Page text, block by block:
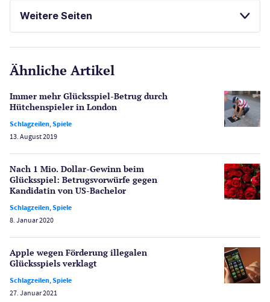
Gesetzgebung
Lotterie
Poker
Schlagzeilen
Spiele
Spielerschutz
Sport
Weitere Seiten
CasinoOnline.de
PayPal Casinos
Merkur Casinos
Spielautomaten
Casino Testberichte
Bonus Ohne Einzahlung
Ähnliche Artikel
Immer mehr Glücksspiel-Betrug durch
Hütchenspieler in London
Schlagzeilen,Spiele
13. August 2019
Nach 1 Mio. Dollar-Gewinn beim
Glücksspiel: Betrugs­vorwürfe gegen
Kandidatin von US-Bachelor
Schlagzeilen,Spiele
8. Januar 2020
Apple wegen Förderung illegalen
Glücksspiels verklagt
Schlagzeilen,Spiele
27. Januar 2021